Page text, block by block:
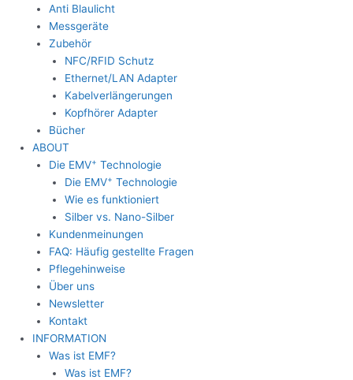
Anti Blaulicht
Messgeräte
Zubehör
NFC/RFID Schutz
Ethernet/LAN Adapter
Kabelverlängerungen
Kopfhörer Adapter
Bücher
ABOUT
Die EMV+ Technologie
Die EMV+ Technologie
Wie es funktioniert
Silber vs. Nano-Silber
Kundenmeinungen
FAQ: Häufig gestellte Fragen
Pflegehinweise
Über uns
Newsletter
Kontakt
INFORMATION
Was ist EMF?
Was ist EMF?